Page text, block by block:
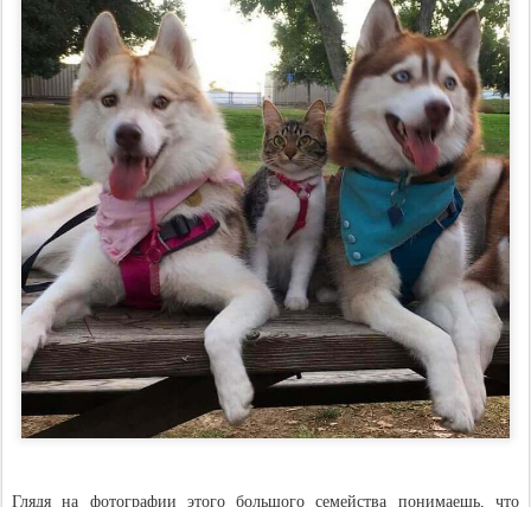
Глядя на фотографии этого большого семейства понимаешь, что